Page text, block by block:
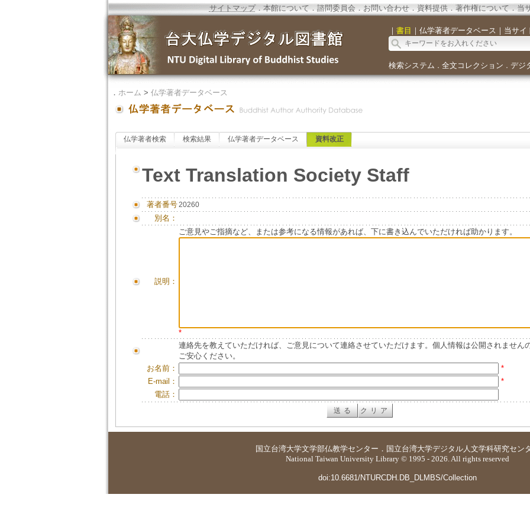
サイトマップ．本館について．諮問委員会． お問い合わせ． 資料提供．著作権について．当
｜ 書目 ｜ 仏学著者データベース ｜ 当サイ
検索システム ． 全文コレクション ． デジ
． ホーム > 仏学著者データベース
仏学著者検索 検索結果 仏学著者データベース 資料改正
Text Translation Society Staff
著者番号20260
別名：
説明：
ご意見やご指摘など、または参考になる情報があれば、下に書き込んでいただければ助かります。
*
連絡先を教えていただければ、ご意見について連絡させていただけます。個人情報は公開されません
ご安心ください。
お名前：
*
E-mail：
*
電話：
国立台湾大学文学部仏教学センター ． 国立台湾大学デジタル人文学科研究セン
National Taiwan University Library © 1995 - 2026. All rights reserved
doi:10.6681/NTURCDH.DB_DLMBS/Collection